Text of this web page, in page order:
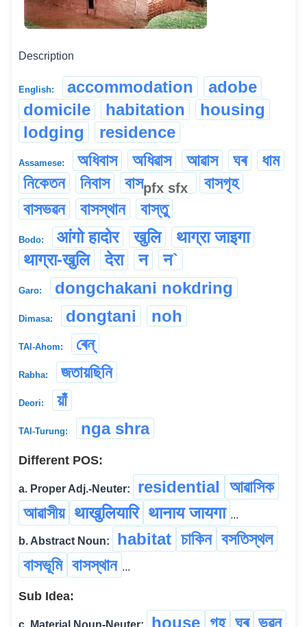
Description
English: accommodation
adobe
domicile
habitation
housing
lodging
residence
Assamese: অধিবাস অধিৱাস আৱাস ঘৰ
ধাম
নিকেতন
নিবাস বাসpfx sfx
বাসগৃহ
বাসভৱন
বাসস্থান বাস্তু
Bodo: आंगो हादोर खुलि
थाग्रा जाइगा
थाग्रा-खुलि
देरा न न`
Garo: dongchakani nokdring
Dimasa: dongtani noh
TAI-Ahom: ৰেন্
Rabha: জতায়ছিনি
Deori: য়াঁ
TAI-Turung: nga shra
Different POS:
a. Proper Adj.-Neuter: residential আৱাসিক
আৱাসীয় थाखुलियारि थानाय जायगा ...
b. Abstract Noun: habitat চাকিন বসতিস্থল
বাসভূমি বাসস্থান ...
Sub Idea:
c. Material Noun-Neuter: house গৃহ ঘৰ ভৱন